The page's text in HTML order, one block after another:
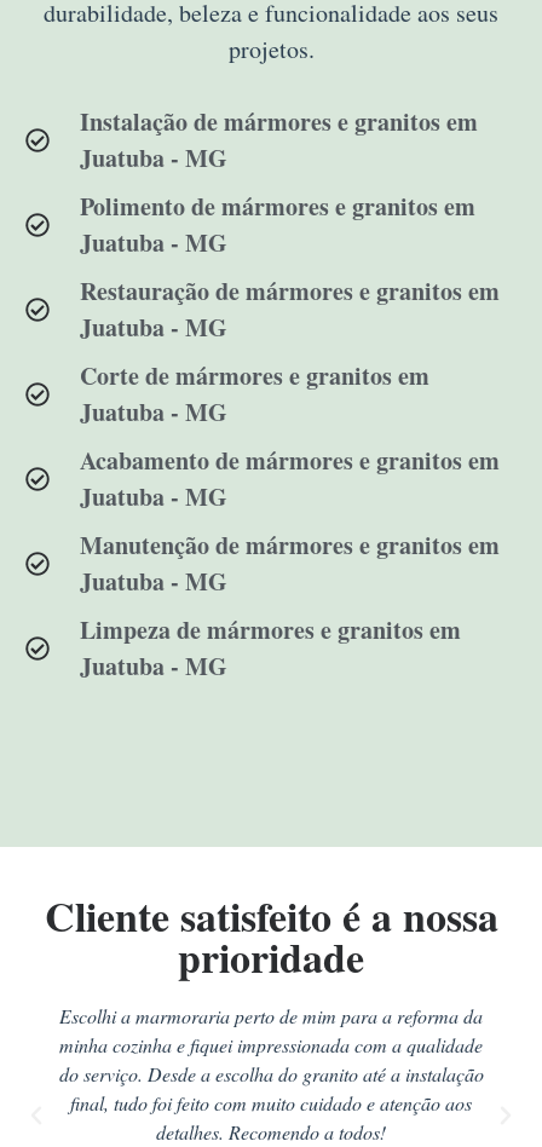
durabilidade, beleza e funcionalidade aos seus
projetos.
Instalação de mármores e granitos em
Juatuba - MG
Polimento de mármores e granitos em
Juatuba - MG
Restauração de mármores e granitos em
Juatuba - MG
Corte de mármores e granitos em
Juatuba - MG
Acabamento de mármores e granitos em
Juatuba - MG
Manutenção de mármores e granitos em
Juatuba - MG
Limpeza de mármores e granitos em
Juatuba - MG
Cliente satisfeito é a nossa
prioridade
Escolhi a marmoraria perto de mim para a reforma da
minha cozinha e fiquei impressionada com a qualidade
do serviço. Desde a escolha do granito até a instalação
final, tudo foi feito com muito cuidado e atenção aos
detalhes. Recomendo a todos!